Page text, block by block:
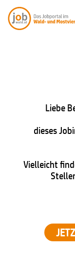
Liebe
dieses
Vielleicht